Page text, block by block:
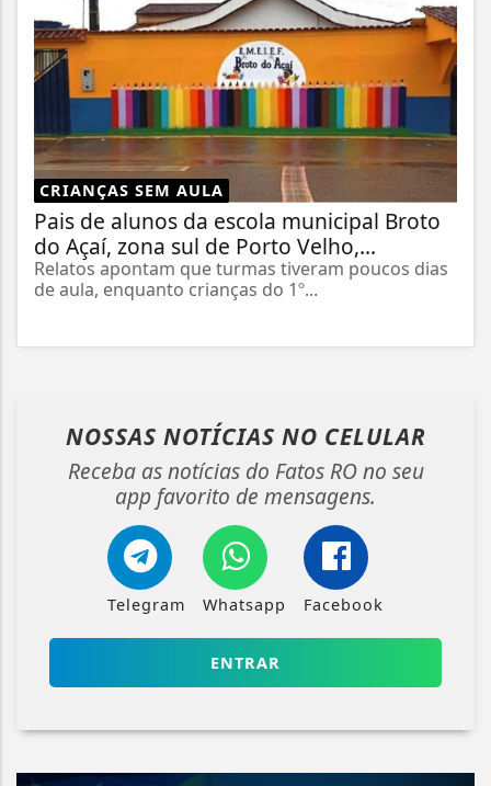
CRIANÇAS SEM AULA
Pais de alunos da escola municipal Broto
do Açaí, zona sul de Porto Velho,...
Relatos apontam que turmas tiveram poucos dias
de aula, enquanto crianças do 1º...
NOSSAS NOTÍCIAS NO CELULAR
Receba as notícias do Fatos RO no seu
app favorito de mensagens.
Telegram Whatsapp Facebook
ENTRAR